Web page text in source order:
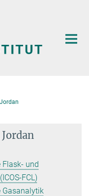
Flask- und
FCL)
Gasanalytik